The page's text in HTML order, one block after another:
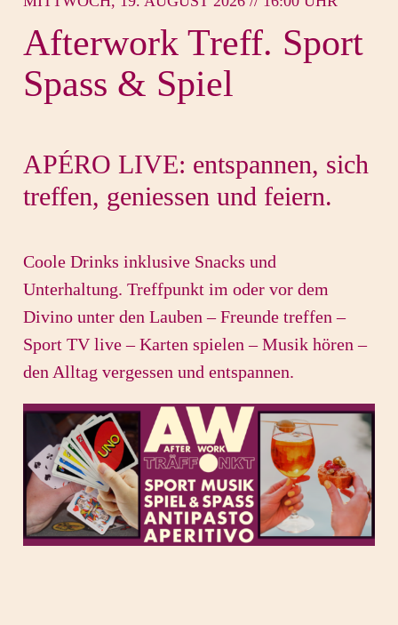
Afterwork Treff. Sport
Spass & Spiel
APÉRO LIVE: entspannen, sich
treffen, geniessen und feiern.
Coole Drinks inklusive Snacks und
Unterhaltung. Treffpunkt im oder vor dem
Divino unter den Lauben – Freunde treffen –
Sport TV live – Karten spielen – Musik hören –
den Alltag vergessen und entspannen.